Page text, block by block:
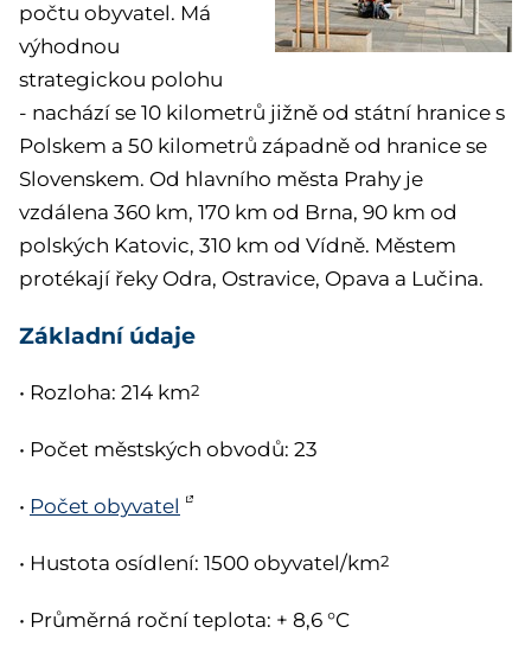
počtu obyvatel. Má
výhodnou
strategickou polohu
- nachází se 10 kilometrů jižně od státní hranice s
Polskem a 50 kilometrů západně od hranice se
Slovenskem. Od hlavního města Prahy je
vzdálena 360 km, 170 km od Brna, 90 km od
polských Katovic, 310 km od Vídně. Městem
protékají řeky Odra, Ostravice, Opava a Lučina.
Základní údaje
• Rozloha: 214 km2
• Počet městských obvodů: 23
• Počet obyvatel
• Hustota osídlení: 1500 obyvatel/km2
• Průměrná roční teplota: + 8,6 °C